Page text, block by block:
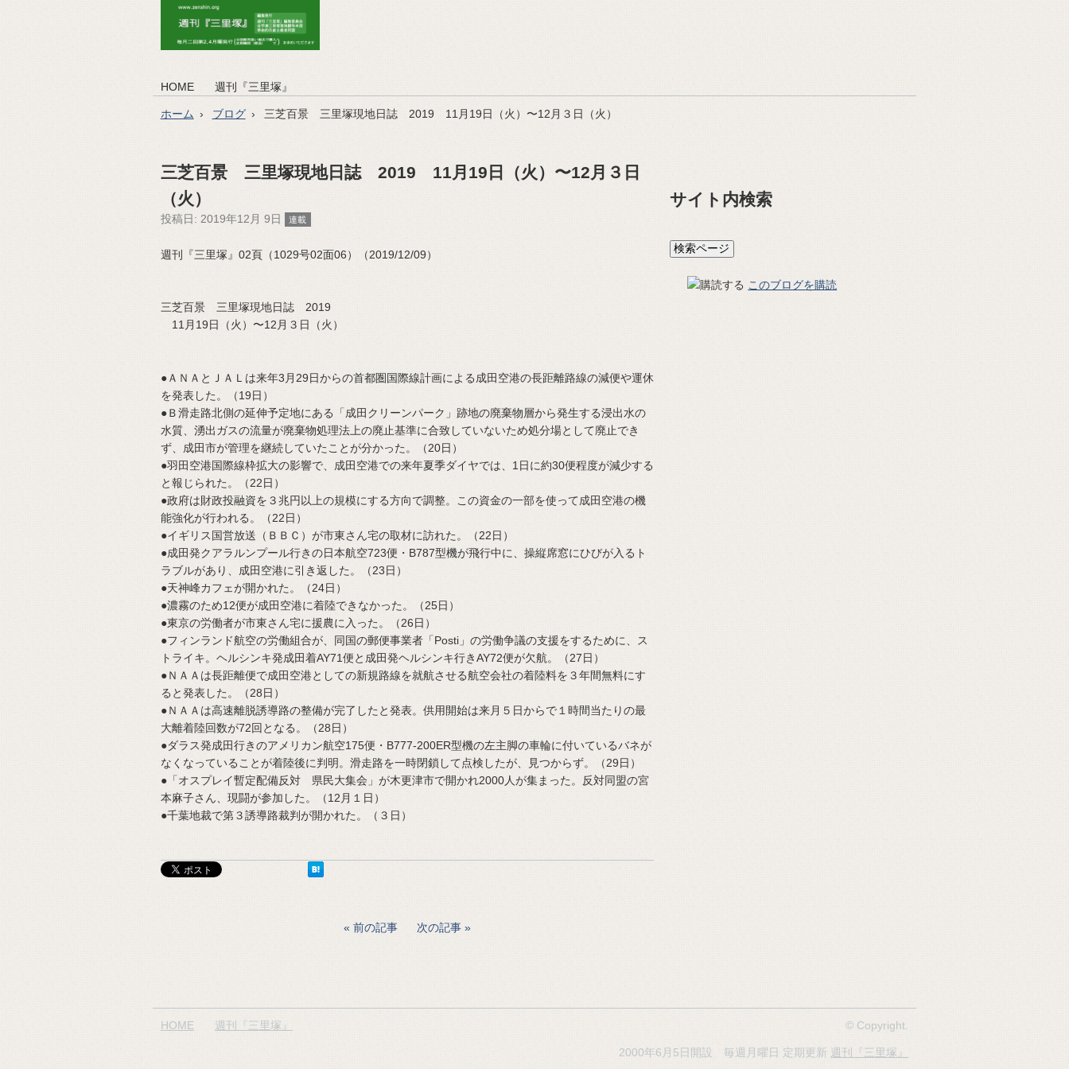
HOME 週刊『三里塚』
ホーム ブログ 三芝百景 三里塚現地日誌 2019 11月19日（火）〜12月３日（火）
三芝百景 三里塚現地日誌 2019 11月19日（火）〜12月３日
（火）
投稿日: 2019年12月 9日 連載
週刊『三里塚』02頁（1029号02面06）（2019/12/09）
三芝百景 三里塚現地日誌 2019
11月19日（火）〜12月３日（火）
●ＡＮＡとＪＡＬは来年3月29日からの首都圏国際線計画による成田空港の長距離路線の減便や運休
を発表した。（19日）
●Ｂ滑走路北側の延伸予定地にある「成田クリーンパーク」跡地の廃棄物層から発生する浸出水の
水質、湧出ガスの流量が廃棄物処理法上の廃止基準に合致していないため処分場として廃止でき
ず、成田市が管理を継続していたことが分かった。（20日）
●羽田空港国際線枠拡大の影響で、成田空港での来年夏季ダイヤでは、1日に約30便程度が減少する
と報じられた。（22日）
●政府は財政投融資を３兆円以上の規模にする方向で調整。この資金の一部を使って成田空港の機
能強化が行われる。（22日）
●イギリス国営放送（ＢＢＣ）が市東さん宅の取材に訪れた。（22日）
●成田発クアラルンプール行きの日本航空723便・B787型機が飛行中に、操縦席窓にひびが入るト
ラブルがあり、成田空港に引き返した。（23日）
●天神峰カフェが開かれた。（24日）
●濃霧のため12便が成田空港に着陸できなかった。（25日）
●東京の労働者が市東さん宅に援農に入った。（26日）
●フィンランド航空の労働組合が、同国の郵便事業者「Posti」の労働争議の支援をするために、ス
トライキ。ヘルシンキ発成田着AY71便と成田発ヘルシンキ行きAY72便が欠航。（27日）
●ＮＡＡは長距離便で成田空港としての新規路線を就航させる航空会社の着陸料を３年間無料にす
ると発表した。（28日）
●ＮＡＡは高速離脱誘導路の整備が完了したと発表。供用開始は来月５日からで１時間当たりの最
大離着陸回数が72回となる。（28日）
●ダラス発成田行きのアメリカン航空175便・B777-200ER型機の左主脚の車輪に付いているバネが
なくなっていることが着陸後に判明。滑走路を一時閉鎖して点検したが、見つからず。（29日）
●「オスプレイ暫定配備反対 県民大集会」が木更津市で開かれ2000人が集まった。反対同盟の宮
本麻子さん、現闘が参加した。（12月１日）
●千葉地裁で第３誘導路裁判が開かれた。（３日）
前の記事 次の記事
サイト内検索
このブログを購読
HOME 週刊『三里塚』 © Copyright.
2000年6月5日開設 毎週月曜日 定期更新 週刊『三里塚』